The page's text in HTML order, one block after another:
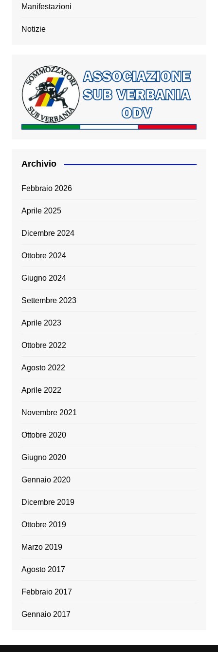
Manifestazioni
Notizie
Archivio
Febbraio 2026
Aprile 2025
Dicembre 2024
Ottobre 2024
Giugno 2024
Settembre 2023
Aprile 2023
Ottobre 2022
Agosto 2022
Aprile 2022
Novembre 2021
Ottobre 2020
Giugno 2020
Gennaio 2020
Dicembre 2019
Ottobre 2019
Marzo 2019
Agosto 2017
Febbraio 2017
Gennaio 2017